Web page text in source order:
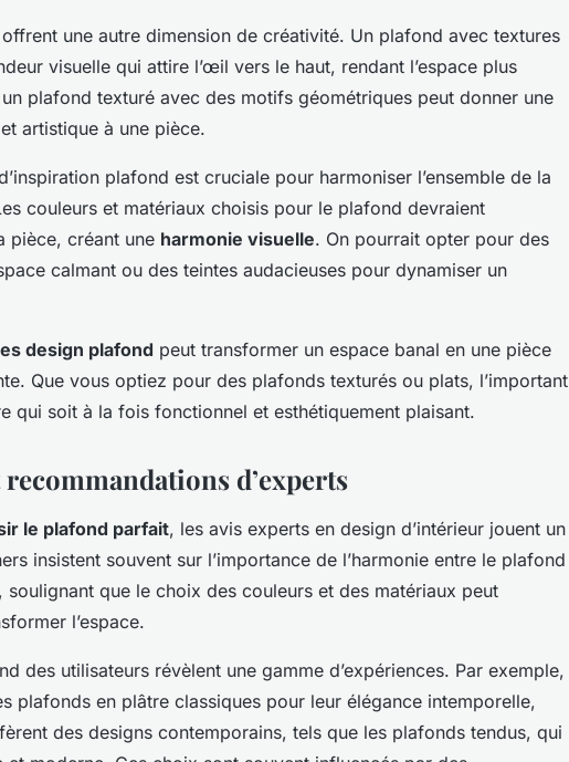
offrent une autre dimension de créativité. Un plafond avec textures
visuelle qui attire l’œil vers le haut, rendant l’espace plus
plafond texturé avec des motifs géométriques peut donner une
artistique à une pièce.
plafond est cruciale pour harmoniser l’ensemble de la
couleurs et matériaux choisis pour le plafond devraient
pièce, créant une harmonie visuelle. On pourrait opter pour des
calmant ou des teintes audacieuses pour dynamiser un
design plafond peut transformer un espace banal en une pièce
Que vous optiez pour des plafonds texturés ou plats, l’important
qui soit à la fois fonctionnel et esthétiquement plaisant.
d’experts
le plafond parfait, les avis experts en design d’intérieur jouent un
insistent souvent sur l’importance de l’harmonie entre le plafond
soulignant que le choix des couleurs et des matériaux peut
l’espace.
des utilisateurs révèlent une gamme d’expériences. Par exemple,
plafonds en plâtre classiques pour leur élégance intemporelle,
des designs contemporains, tels que les plafonds tendus, qui